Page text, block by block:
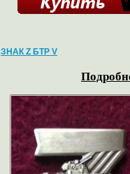
ЗНАК Z БТР V